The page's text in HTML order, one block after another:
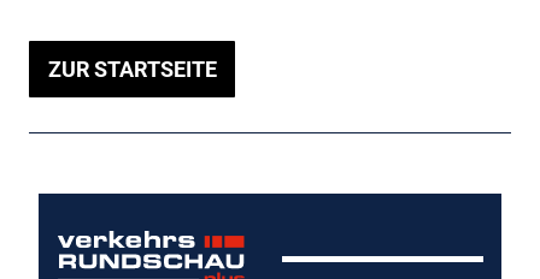
ZUR STARTSEITE